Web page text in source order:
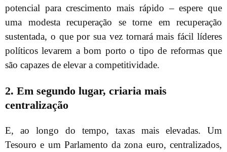
potencial para crescimento mais rápido – espere que
uma modesta recuperação se torne em recuperação
sustentada, o que por sua vez tornará mais fácil líderes
políticos levarem a bom porto o tipo de reformas que
são capazes de elevar a competitividade.
2. Em segundo lugar, criaria mais
centralização
E, ao longo do tempo, taxas mais elevadas. Um
Tesouro e um Parlamento da zona euro, centralizados,